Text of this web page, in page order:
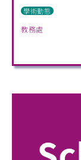
學術動態
教務處